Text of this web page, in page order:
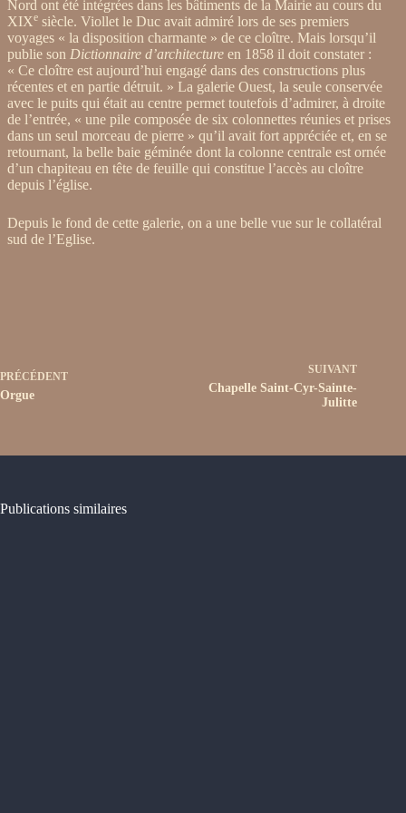
Nord ont été intégrées dans les bâtiments de la Mairie au cours du
XIXe siècle. Viollet le Duc avait admiré lors de ses premiers
voyages « la disposition charmante » de ce cloître. Mais lorsqu’il
publie son Dictionnaire d’architecture en 1858 il doit constater :
« Ce cloître est aujourd’hui engagé dans des constructions plus
récentes et en partie détruit. » La galerie Ouest, la seule conservée
avec le puits qui était au centre permet toutefois d’admirer, à droite
de l’entrée, « une pile composée de six colonnettes réunies et prises
dans un seul morceau de pierre » qu’il avait fort appréciée et, en se
retournant, la belle baie géminée dont la colonne centrale est ornée
d’un chapiteau en tête de feuille qui constitue l’accès au cloître
depuis l’église.
Depuis le fond de cette galerie, on a une belle vue sur le collatéral
sud de l’Eglise.
PRÉCÉDENT
Orgue
SUIVANT
Chapelle Saint-Cyr-Sainte-
Julitte
Publications similaires